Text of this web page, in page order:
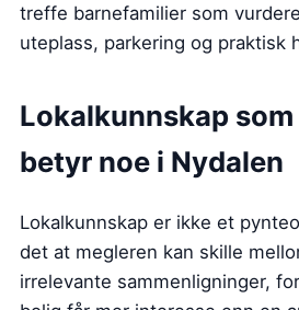
treffe barnefamilier som
uteplass, parkering og praktisk
Lokalkunnskap
betyr noe i Nydalen
Lokalkunnskap er ikke et
det at megleren kan skille
irrelevante sammenligninger,